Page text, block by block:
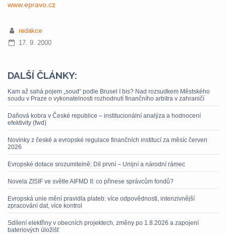
www.epravo.cz
redakce
17. 9. 2000
DALŠÍ ČLÁNKY:
Kam až sahá pojem „soud“ podle Brusel I bis? Nad rozsudkem Městského
soudu v Praze o vykonatelnosti rozhodnutí finančního arbitra v zahraničí
Daňová kobra v České republice – institucionální analýza a hodnocení
efektivity (fwd)
Novinky z české a evropské regulace finančních institucí za měsíc červen
2026
Evropské dotace srozumitelně: Díl první – Unijní a národní rámec
Novela ZISIF ve světle AIFMD II: co přinese správcům fondů?
Evropská unie mění pravidla plateb: více odpovědnosti, intenzivnější
zpracování dat, více kontrol
Sdílení elektřiny v obecních projektech, změny po 1.8.2026 a zapojení
bateriových úložišť